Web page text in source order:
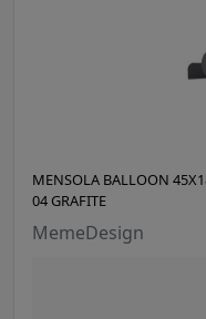
MENSOLA BALLOON
04 GRAFITE
MemeDesign